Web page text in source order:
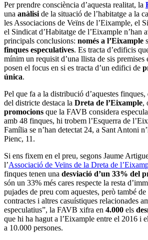
Per prendre consciència d’aquesta realitat, la
una anàliside la situació de l’habitatge a la
les Associacions de Veïns de l’Eixample, el
el Sindicat d’Habitatge de l’Eixample n’han
principals conclusions: només a l’Eixample
finques especulatives. Es tracta d’edificis
mínim un requisit d’una llista de sis premises
posen el focus en si es tracta d’un edifici de
única.
Pel que fa a la distribució d’aquestes finques,
del districte destaca la Dreta de l’Eixample,
promocions que la FAVB considera
amb 48 finques, hi trobem l’Esquerra de
Família se n’han detectat 24, a Sant Antoni
Pienc, 11.
Si ens fixem en el preu, segons Jaume
l’Associació de Veïns de la Dreta de
finques tenen una desviació d’un 33% del
són un 33% més cares respecte la resta
pujades de preu com aquestes, però també
contractes i altres casuístiques relacionades
especulatius”, la FAVB xifra en 4.000 els
que hi ha hagut a l’Eixample entre el 2016 i
a 10.000 persones.